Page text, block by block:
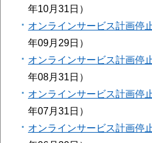
年10月31日
オンラインサービス計画停
年09月29日
オンラインサービス計画停
年08月31日
オンラインサービス計画停
年07月31日
オンラインサービス計画停